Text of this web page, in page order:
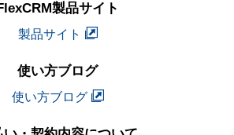
製品サイト
製品サイト
使い方ブログ
使い方ブログ